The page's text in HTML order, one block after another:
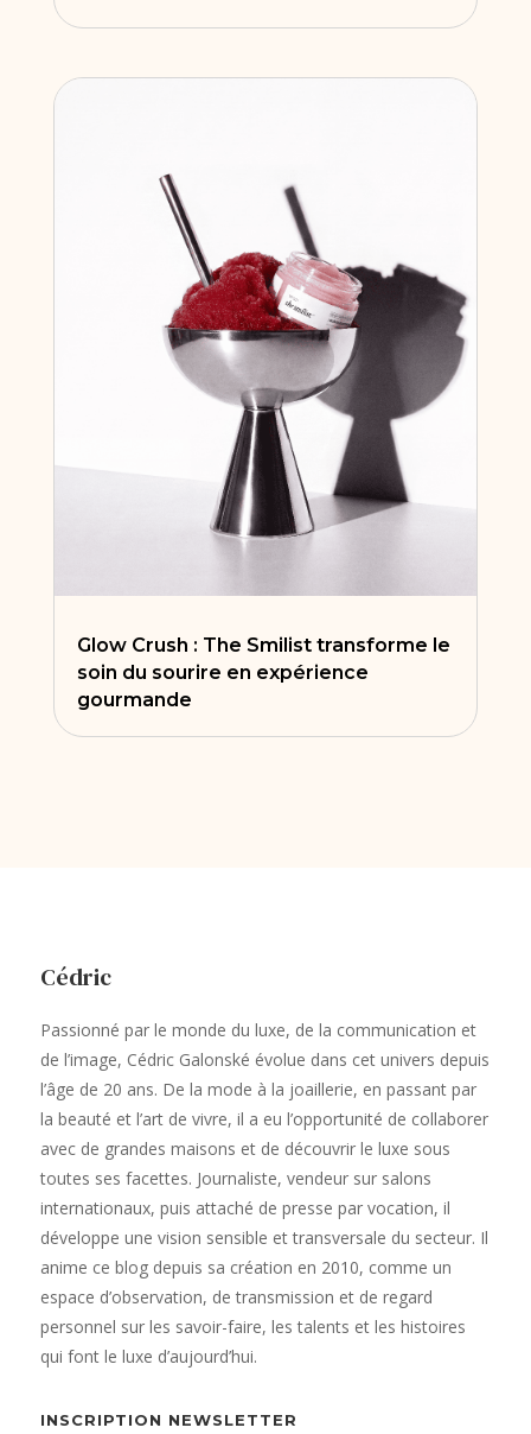
Glow Crush : The Smilist transforme le
soin du sourire en expérience
gourmande
Cédric
Passionné par le monde du luxe, de la communication et
de l’image, Cédric Galonské évolue dans cet univers depuis
l’âge de 20 ans. De la mode à la joaillerie, en passant par
la beauté et l’art de vivre, il a eu l’opportunité de collaborer
avec de grandes maisons et de découvrir le luxe sous
toutes ses facettes. Journaliste, vendeur sur salons
internationaux, puis attaché de presse par vocation, il
développe une vision sensible et transversale du secteur. Il
anime ce blog depuis sa création en 2010, comme un
espace d’observation, de transmission et de regard
personnel sur les savoir-faire, les talents et les histoires
qui font le luxe d’aujourd’hui.
INSCRIPTION NEWSLETTER